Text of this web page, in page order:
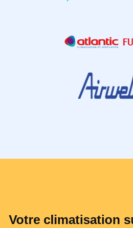
Votre climatisation